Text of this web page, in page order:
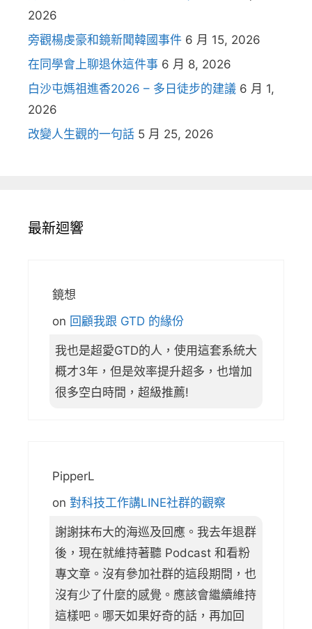
2026
旁觀楊虔豪和鏡新聞韓國事件 6 月 15, 2026
在同學會上聊退休這件事 6 月 8, 2026
白沙屯媽祖進香2026 – 多日徒步的建議 6 月 1,
2026
改變人生觀的一句話 5 月 25, 2026
最新迴響
鏡想
on 回顧我跟 GTD 的緣份
我也是超愛GTD的人，使用這套系統大
概才3年，但是效率提升超多，也增加
很多空白時間，超級推薦!
PipperL
on 對科技工作講LINE社群的觀察
謝謝抹布大的海巡及回應。我去年退群
後，現在就維持著聽 Podcast 和看粉
專文章。沒有參加社群的這段期間，也
沒有少了什麼的感覺。應該會繼續維持
這樣吧。哪天如果好奇的話，再加回